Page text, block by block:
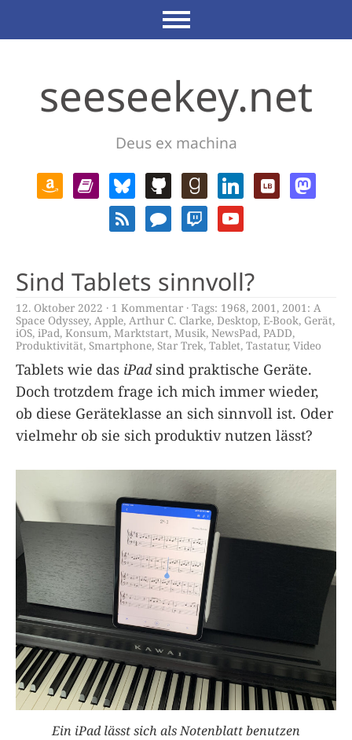
seeseekey.net
Deus ex machina
Sind Tablets sinnvoll?
12. Oktober 2022 1 Kommentar Tags: 1968, 2001 , 2001: A
Space Odyssey, Apple, Arthur C. Clarke, Desktop, E-Book, Gerät,
iOS, iPad,Konsum,Marktstart, Musik, NewsPad, PADD,
Produktivität, Smartphone, Star Trek, Tablet, Tastatur, Video
Tablets wie das iPadsind praktische Geräte.
Doch trotzdem frage ich mich immer wieder,
ob diese Geräteklasse an sich sinnvoll ist. Oder
vielmehr ob sie sich produktiv nutzen lässt?
Ein iPad lässt sich als Notenblatt benutzen